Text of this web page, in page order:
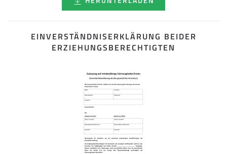
EINVERSTÄNDNISERKLÄRUNG BEIDER
ERZIEHUNGSBERECHTIGTEN